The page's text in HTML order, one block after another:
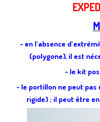
- en l'absence
(polygone), il est
- le kit
- le portillon ne peut pas
rigide) ; il peut être